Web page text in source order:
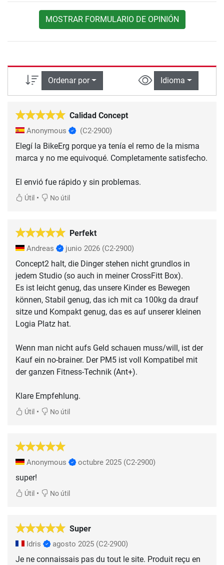
MOSTRAR FORMULARIO DE OPINIÓN
Ordenar por Idioma
Calidad Concept
Anonymous (C2-2900)
Elegí la BikeErg porque ya tenía el remo de la misma
marca y no me equivoqué. Completamente satisfecho.
El envió fue rápido y sin problemas.
Útil • No útil
Perfekt
Andreas junio 2026 (C2-2900)
Concept2 halt, die Dinger stehen nicht grundlos in
jedem Studio (so auch in meiner CrossFitt Box).
Es ist leicht genug, das unsere Kinder es Bewegen
können, Stabil genug, das ich mit ca 100kg da drauf
sitze und Kompakt genug, das es auf unserer kleinen
Logia Platz hat.
Wenn man nicht aufs Geld schauen muss/will, ist der
Kauf ein no-brainer. Der PM5 ist voll Kompatibel mit
der ganzen Fitness-Technik (Ant+).
Klare Empfehlung.
Útil • No útil
Anonymous octubre 2025 (C2-2900)
super!
Útil • No útil
Super
Idris agosto 2025 (C2-2900)
Je ne connaissais pas du tout le site. Produit reçu en